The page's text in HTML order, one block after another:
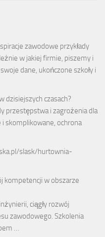
zawodowe przykłady
w jakiej firmie, piszemy i
dane, ukończone szkoły i
dzisiejszych czasach?
przestępstwa i zagrożenia dla
i skomplikowane, ochrona
slask/hurtownia-
kompetencji w obszarze
ciągły rozwój
zawodowego. Szkolenia
…